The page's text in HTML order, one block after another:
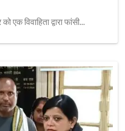
एक विवाहिता द्वारा फांसी...